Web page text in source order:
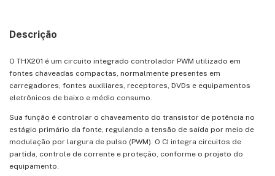
Descrição
O THX201 é um circuito integrado controlador PWM utilizado em
fontes chaveadas compactas, normalmente presentes em
carregadores, fontes auxiliares, receptores, DVDs e equipamentos
eletrônicos de baixo e médio consumo.
Sua função é controlar o chaveamento do transistor de potência no
estágio primário da fonte, regulando a tensão de saída por meio de
modulação por largura de pulso (PWM). O CI integra circuitos de
partida, controle de corrente e proteção, conforme o projeto do
equipamento.